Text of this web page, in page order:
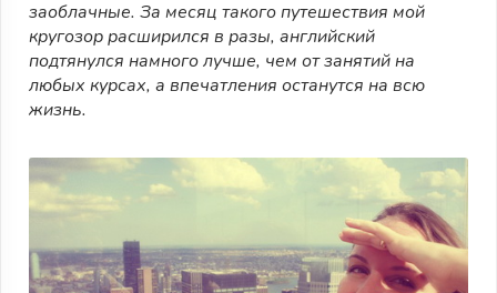
заоблачные. За месяц такого путешествия мой
кругозор расширился в разы, английский
подтянулся намного лучше, чем от занятий на
любых курсах, а впечатления останутся на всю
жизнь.